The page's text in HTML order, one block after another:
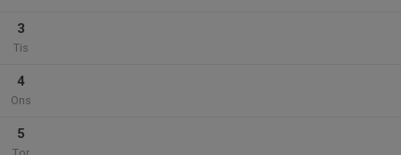
3
Tis
4
Ons
5